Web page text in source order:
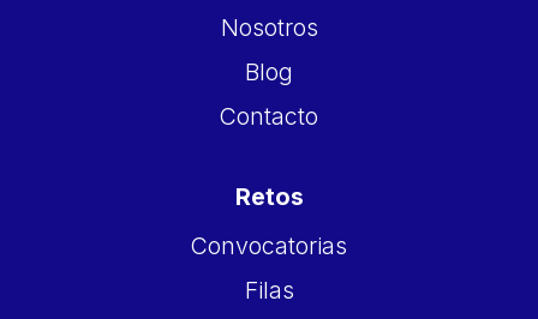
Nosotros
Blog
Contacto
Retos
Convocatorias
Filas